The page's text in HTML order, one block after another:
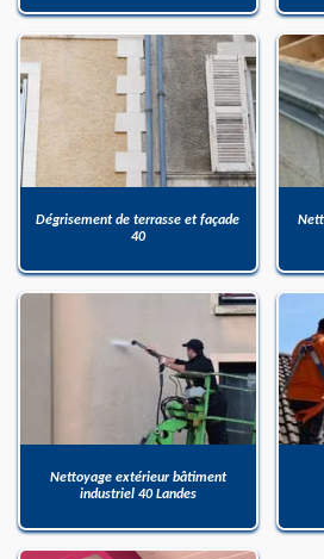
Dégrisement de terrasse et façade
40
Nettoyage extérieur bâtiment
industriel 40 Landes